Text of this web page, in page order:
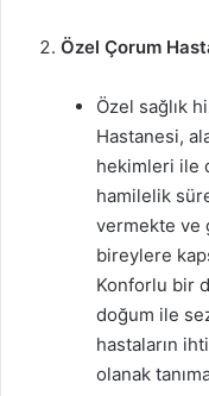
Özel Çorum
Özel sağlık
Hastanesi,
hekimleri ile
hamilelik
vermekte ve
bireylere
Konforlu bir
doğum ile
hastaların
olanak